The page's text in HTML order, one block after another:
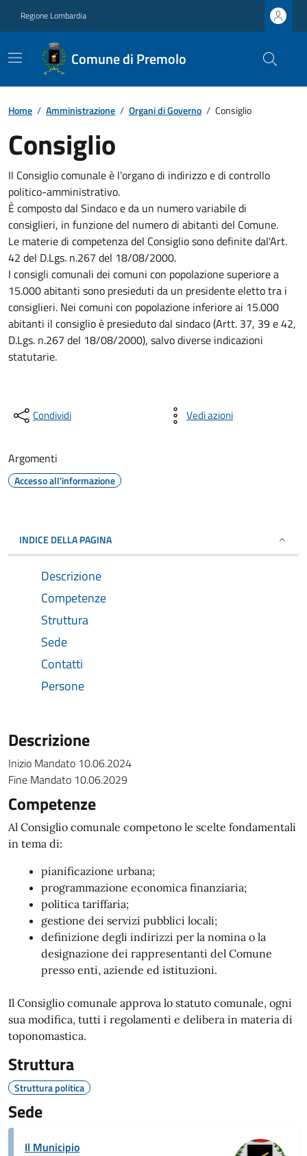
Regione Lombardia
Comune di Premolo
Home / Amministrazione / Organi di Governo / Consiglio
Consiglio
Il Consiglio comunale è l'organo di indirizzo e di controllo
politico-amministrativo.
È composto dal Sindaco e da un numero variabile di
consiglieri, in funzione del numero di abitanti del Comune.
Le materie di competenza del Consiglio sono definite dal'Art.
42 del D.Lgs. n.267 del 18/08/2000.
I consigli comunali dei comuni con popolazione superiore a
15.000 abitanti sono presieduti da un presidente eletto tra i
consiglieri. Nei comuni con popolazione inferiore ai 15.000
abitanti il consiglio è presieduto dal sindaco (Artt. 37, 39 e 42,
D.Lgs. n.267 del 18/08/2000), salvo diverse indicazioni
statutarie.
Condividi Vedi azioni
Argomenti
Accesso all'informazione
INDICE DELLA PAGINA
Descrizione
Competenze
Struttura
Sede
Contatti
Persone
Descrizione
Inizio Mandato 10.06.2024
Fine Mandato 10.06.2029
Competenze
Al Consiglio comunale competono le scelte fondamentali
in tema di:
pianificazione urbana;
programmazione economica finanziaria;
politica tariffaria;
gestione dei servizi pubblici locali;
definizione degli indirizzi per la nomina o la
designazione dei rappresentanti del Comune
presso enti, aziende ed istituzioni.
Il Consiglio comunale approva lo statuto comunale, ogni
sua modifica, tutti i regolamenti e delibera in materia di
toponomastica.
Struttura
Struttura politica
Sede
Il Municipio